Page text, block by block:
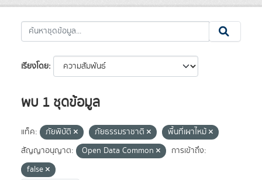
เรียงโดย
พบ 1 ชุดข้อมูล
แท็ค: ภัยพิบัติ ภัยธรรมราชาติ
พื้นที่เผาไหม้
สัญญาอนุญาต:
Open Data Common
การเข้าถึง:
false